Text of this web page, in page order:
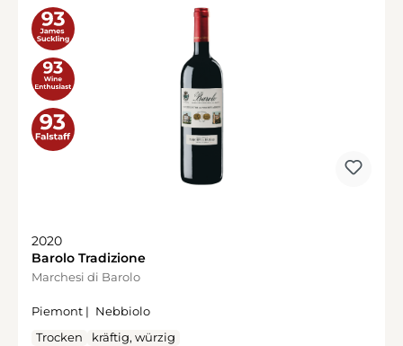
2020
Barolo Tradizione
Marchesi di Barolo
Piemont | Nebbiolo
Trocken
kräftig, würzig